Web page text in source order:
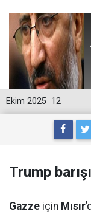
12
Ekim 2025
Trump barışı
Gazze için Mısır